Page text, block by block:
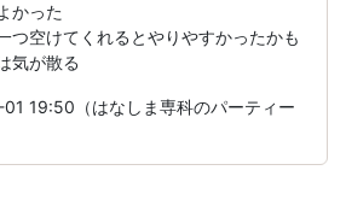
かった
つ空けてくれるとやりやすかったかも
気が散る
19:50（はなしま専科のパーティー